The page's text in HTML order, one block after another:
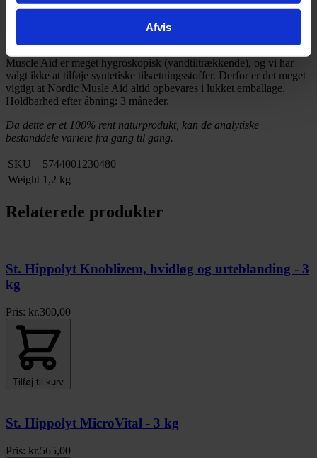
Afvis
Stivelse 0,7 %
Bemærk venligst:
Muscle Aid er meget hygroskopisk (vandtiltrækkende), og vi har
valgt ikke at tilføje syntetiske tilsætningsstoffer. Derfor er det meget
vigtigt at Nordic Musle Aid altid opbevares i lukket emballage.
Holdbarhed efter åbning: 3 måneder.
Da dette er et 100% rent naturprodukt, kan de analytiske
bestanddele variere fra gang til gang.
SKU
5744001230480
Weight 1,2 kg
Relaterede produkter
St. Hippolyt Knoblizem, hvidløg og urteblanding - 3
kg
Pris: kr.300,00
Tilføj til kurv
St. Hippolyt MicroVital - 3 kg
Pris: kr.565,00